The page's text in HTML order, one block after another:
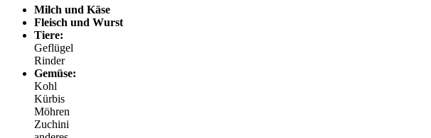
Milch und Käse
Fleisch und Wurst
Tiere:
Geflügel
Rinder
Gemüse:
Kohl
Kürbis
Möhren
Zuchini